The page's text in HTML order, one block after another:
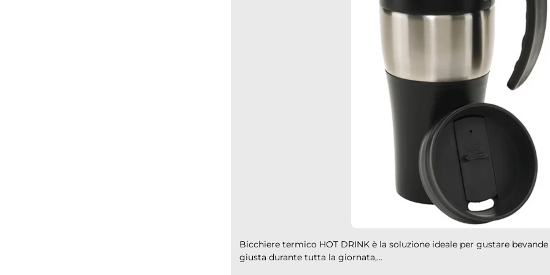
Bicchiere termico HOT DRINK è la soluzione ideale per gustare
giusta durante tutta la giornata,...